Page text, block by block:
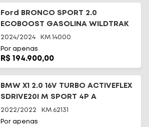
Ford BRONCO SPORT 2.0
ECOBOOST GASOLINA WILDTRAK
4X4 SE
2024/2024 KM 14000
Por apenas
R$ 194.900,00
BMW X1 2.0 16V TURBO ACTIVEFLEX
SDRIVE20I M SPORT 4P A
2022/2022 KM 62131
Por apenas